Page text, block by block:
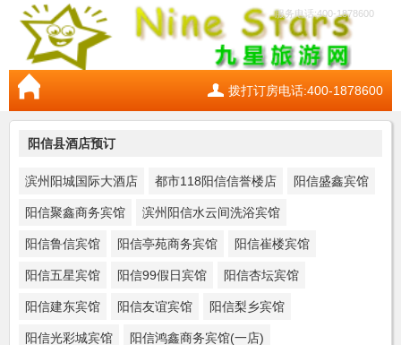
服务电话:400-1878600
拨打订房电话:400-1878600
阳信县酒店预订
滨州阳城国际大酒店 都市118阳信信誉楼店 阳信盛鑫宾馆
阳信聚鑫商务宾馆 滨州阳信水云间洗浴宾馆
阳信鲁信宾馆 阳信亭苑商务宾馆 阳信崔楼宾馆
阳信五星宾馆 阳信99假日宾馆 阳信杏坛宾馆
阳信建东宾馆 阳信友谊宾馆 阳信梨乡宾馆
阳信光彩城宾馆 阳信鸿鑫商务宾馆(一店)